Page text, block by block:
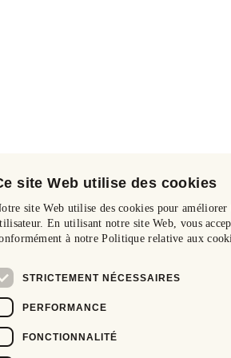
site Web utilise des cookies
site Web utilise des cookies pour améliorer
En utilisant notre site Web, vous
à notre Politique relative aux
STRICTEMENT NÉCESSAIRES
PERFORMANCE
FONCTIONNALITÉ